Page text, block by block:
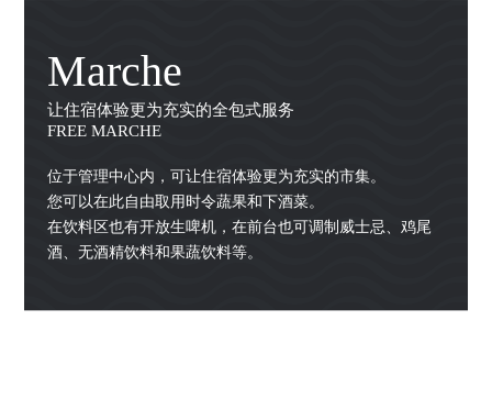
Marche
让住宿体验更为充实的全包式服务
FREE MARCHE
位于管理中心内，可让住宿体验更为充实的市集。
您可以在此自由取用时令蔬果和下酒菜。
在饮料区也有开放生啤机，在前台也可调制威士忌、鸡尾
酒、无酒精饮料和果蔬饮料等。